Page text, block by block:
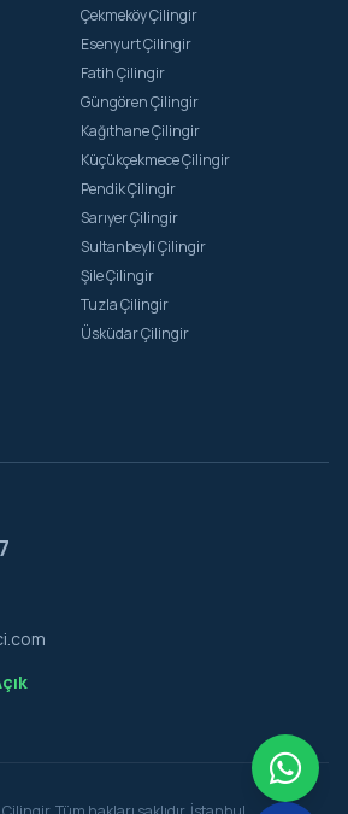
Çekmeköy Çilingir
Esenyurt Çilingir
Fatih Çilingir
Güngören Çilingir
Kağıthane Çilingir
Küçükçekmece Çilingir
Pendik Çilingir
Sarıyer Çilingir
Sultanbeyli Çilingir
Şile Çilingir
Tuzla Çilingir
Üsküdar Çilingir